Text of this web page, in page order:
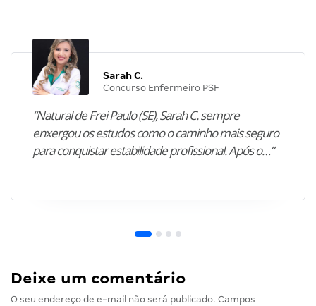
Sarah C.
Concurso Enfermeiro PSF
“Natural de Frei Paulo (SE), Sarah C. sempre
enxergou os estudos como o caminho mais seguro
para conquistar estabilidade profissional. Após o…”
Deixe um comentário
O seu endereço de e-mail não será publicado. Campos